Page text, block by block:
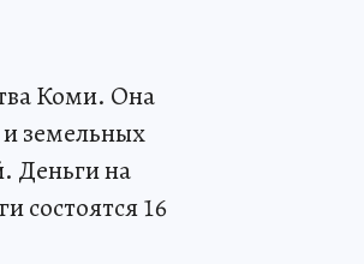
Коми. Она
земельных
Деньги на
состоятся 16